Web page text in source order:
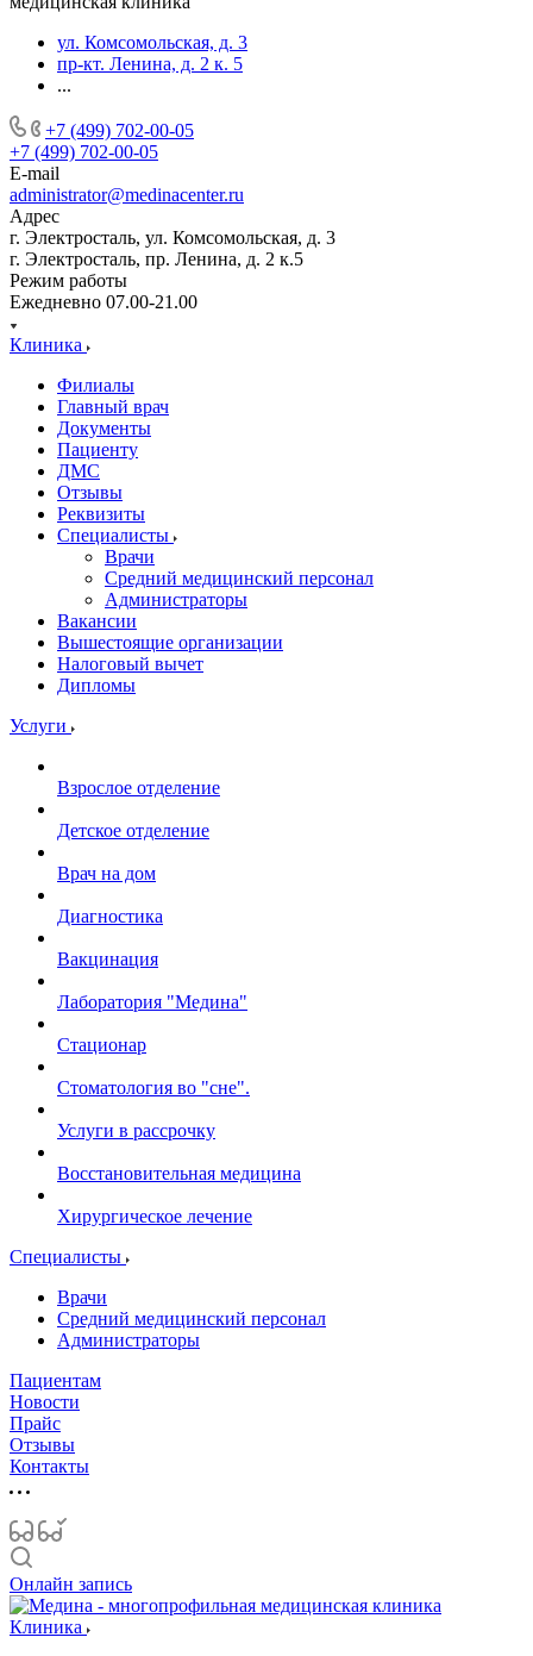
ул. Комсомольская, д. 3
пр-кт. Ленина, д. 2 к. 5
...
+7 (499) 702-00-05
+7 (499) 702-00-05
E-mail
administrator@medinacenter.ru
Адрес
г. Электросталь, ул. Комсомольская, д. 3
г. Электросталь, пр. Ленина, д. 2 к.5
Режим работы
Ежедневно 07.00-21.00
Клиника
Филиалы
Главный врач
Документы
Пациенту
ДМС
Отзывы
Реквизиты
Специалисты
Врачи
Средний медицинский персонал
Администраторы
Вакансии
Вышестоящие организации
Налоговый вычет
Дипломы
Услуги
Взрослое отделение
Детское отделение
Врач на дом
Диагностика
Вакцинация
Лаборатория "Медина"
Стационар
Стоматология во "сне".
Услуги в рассрочку
Восстановительная медицина
Хирургическое лечение
Специалисты
Врачи
Средний медицинский персонал
Администраторы
Пациентам
Новости
Прайс
Отзывы
Контакты
Онлайн запись
Клиника